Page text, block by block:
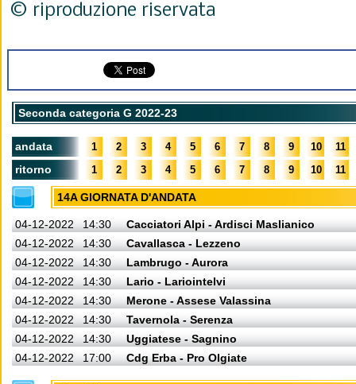
© riproduzione riservata
Seconda categoria G 2022-23
andata 1 2 3 4 5 6 7 8 9 10 11
ritorno 1 2 3 4 5 6 7 8 9 10 11
14A GIORNATA D'ANDATA
04-12-2022 14:30
Cacciatori Alpi - Ardisci Maslianico
04-12-2022
14:30
Cavallasca - Lezzeno
04-12-2022
14:30
Lambrugo - Aurora
04-12-2022
14:30
Lario - Lariointelvi
04-12-2022
14:30
Merone - Assese Valassina
04-12-2022
14:30
Tavernola - Serenza
04-12-2022
14:30
Uggiatese - Sagnino
04-12-2022
17:00 Cdg Erba - Pro Olgiate